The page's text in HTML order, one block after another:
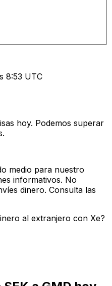
8:53 UTC
hoy. Podemos superar
medio para nuestro
informativos. No
dinero. Consulta las
al extranjero con Xe?